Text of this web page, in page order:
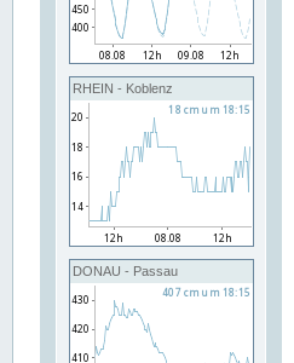
RHEIN - Koblenz
DONAU - Passau